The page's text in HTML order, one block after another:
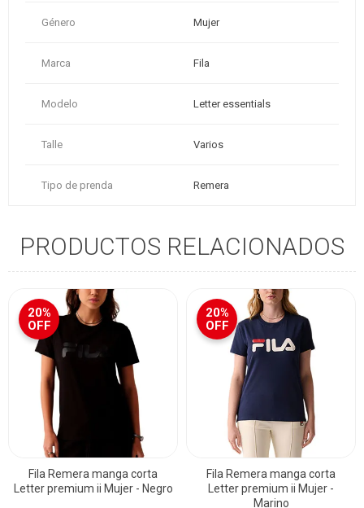
Género Mujer
Marca Fila
Modelo Letter essentials
Talle Varios
Tipo de prenda Remera
PRODUCTOS RELACIONADOS
20%
OFF
Fila Remera manga corta
Letter premium ii Mujer - Negro
20%
OFF
Fila Remera manga corta
Letter premium ii Mujer -
Marino